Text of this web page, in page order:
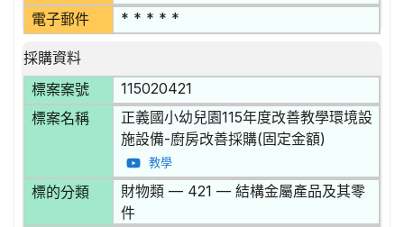
電子郵件 * * * * *
採購資料
標案案號
115020421
標案名稱
正義國小幼兒園115年度改善教學環境設
施設備-廚房改善採購(固定金額)
教學
標的分類
財物類 — 421 — 結構金屬產品及其零
件